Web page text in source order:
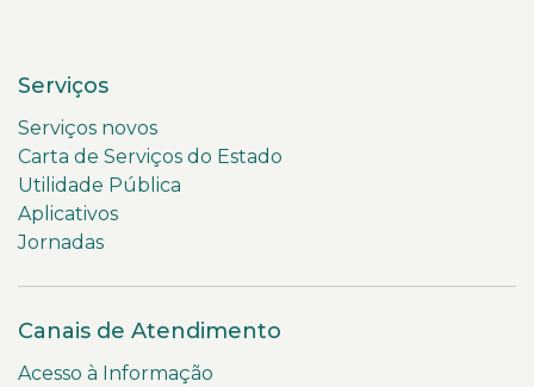
Serviços
Serviços novos
Carta de Serviços do Estado
Utilidade Pública
Aplicativos
Jornadas
Canais de Atendimento
Acesso à Informação